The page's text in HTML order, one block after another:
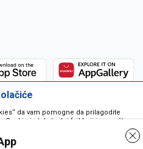
da vam pomogne da prilagodite
Cookie je tekstualni fajl koji je smešten
vašem računaru. Cookie-i su
biti pročitani od strane web servera